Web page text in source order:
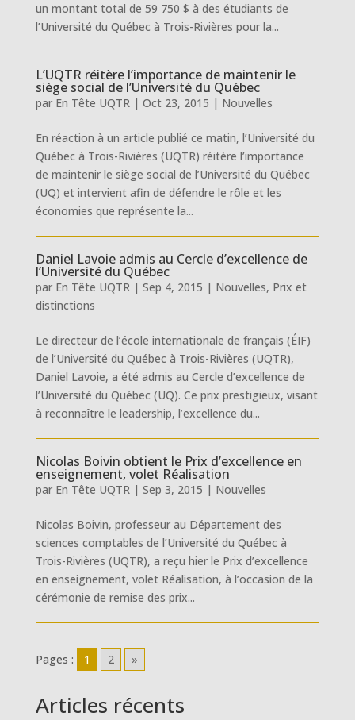
un montant total de 59 750 $ à des étudiants de
l’Université du Québec à Trois-Rivières pour la...
L’UQTR réitère l’importance de maintenir le
siège social de l’Université du Québec
par En Tête UQTR| Oct 23, 2015 | Nouvelles
En réaction à un article publié ce matin, l’Université du
Québec à Trois-Rivières (UQTR) réitère l’importance
de maintenir le siège social de l’Université du Québec
(UQ) et intervient afin de défendre le rôle et les
économies que représente la...
Daniel Lavoie admis au Cercle d’excellence de
l’Université du Québec
par En Tête UQTR| Sep 4, 2015 | Nouvelles, Prix et
distinctions
Le directeur de l’école internationale de français (ÉIF)
de l’Université du Québec à Trois-Rivières (UQTR),
Daniel Lavoie, a été admis au Cercle d’excellence de
l’Université du Québec (UQ). Ce prix prestigieux, visant
à reconnaître le leadership, l’excellence du...
Nicolas Boivin obtient le Prix d’excellence en
enseignement, volet Réalisation
par En Tête UQTR| Sep 3, 2015 | Nouvelles
Nicolas Boivin, professeur au Département des
sciences comptables de l’Université du Québec à
Trois-Rivières (UQTR), a reçu hier le Prix d’excellence
en enseignement, volet Réalisation, à l’occasion de la
cérémonie de remise des prix...
Pages : 1 2 »
Articles récents